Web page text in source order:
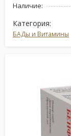
Наличие:
Категория:
БАДы и Витамины